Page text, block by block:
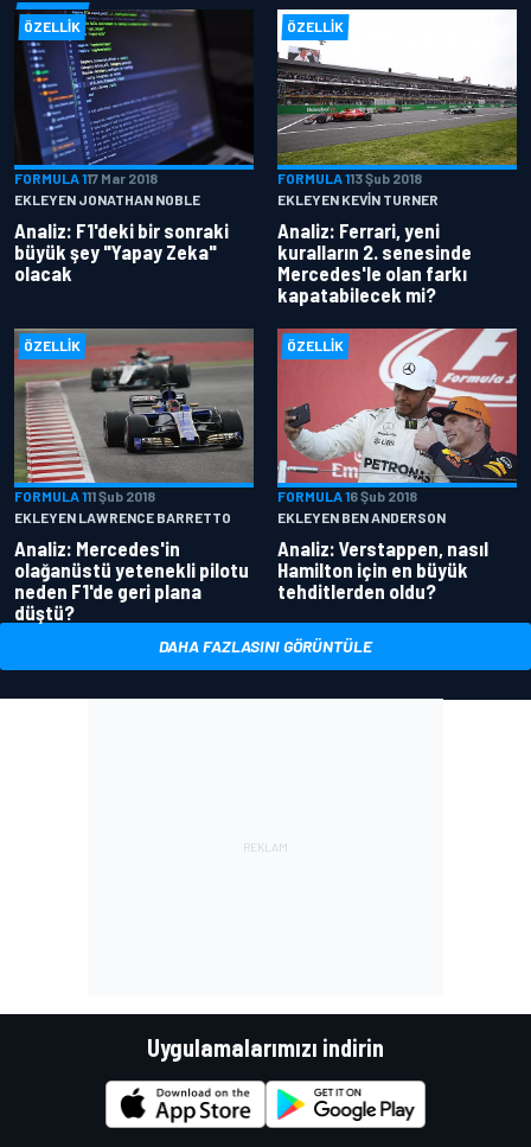
ÖZELLIK
FORMULA 117 Mar 2018
EKLEYEN JONATHAN NOBLE
Analiz: F1'deki bir sonraki
büyük şey "Yapay Zeka"
olacak
ÖZELLIK
FORMULA 113 Şub 2018
EKLEYEN KEVIN TURNER
Analiz: Ferrari, yeni
kuralların 2. senesinde
Mercedes'le olan farkı
kapatabilecek mi?
ÖZELLIK
FORMULA 111 Şub 2018
EKLEYEN LAWRENCE BARRETTO
Analiz: Mercedes'in
olağanüstü yetenekli pilotu
neden F1'de geri plana
düştü?
ÖZELLIK
FORMULA 16 Şub 2018
EKLEYEN BEN ANDERSON
Analiz: Verstappen, nasıl
Hamilton için en büyük
tehditlerden oldu?
DAHA FAZLASINI GÖRÜNTÜLE
Uygulamalarımızı indirin